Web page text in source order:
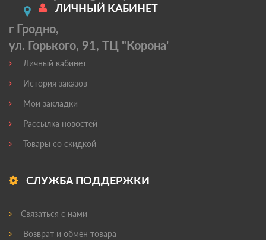
г Гродно,
ул. Горького, 91, ТЦ "Корона'
ЛИЧНЫЙ КАБИНЕТ
Личный кабинет
История заказов
Мои закладки
Рассылка новостей
Товары со скидкой
СЛУЖБА ПОДДЕРЖКИ
Связаться с нами
Возврат и обмен товара